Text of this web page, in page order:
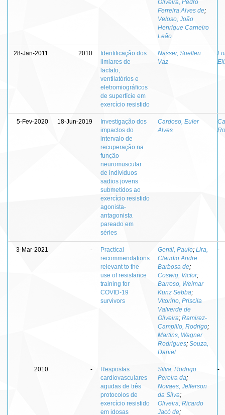
Oliveira, Pedro
Ferreira Alves de;
Veloso, João
Henrique Carneiro
Leão
28-Jan-2011 2010
Identificação dos
limiares de
lactato,
ventilatórios e
eletromiográficos
de superfície em
exercício resistido
Nasser, Suellen
Vaz
5-Fev-2020 18-Jun-2019
Investigação dos
impactos do
intervalo de
recuperação na
função
neuromuscular
de indivíduos
sadios jovens
submetidos ao
exercício resistido
agonista-
antagonista
pareado em
séries
Cardoso, Euler
Alves
3-Mar-2021 -
Practical
recommendations
relevant to the
use of resistance
training for
COVID-19
survivors
Gentil, Paulo; Lira,
Claudio Andre
Barbosa de;
Coswig, Victor;
Barroso, Weimar
Kunz Sebba;
Vitorino, Priscila
Valverde de
Oliveira; Ramirez-
Campillo, Rodrigo;
Martins, Wagner
Rodrigues; Souza,
Daniel
-
2010 -
Respostas
cardiovasculares
agudas de três
protocolos de
exercício resistido
em idosas
Silva, Rodrigo
Pereira da;
Novaes, Jefferson
da Silva;
Oliveira, Ricardo
Jacó de;
-